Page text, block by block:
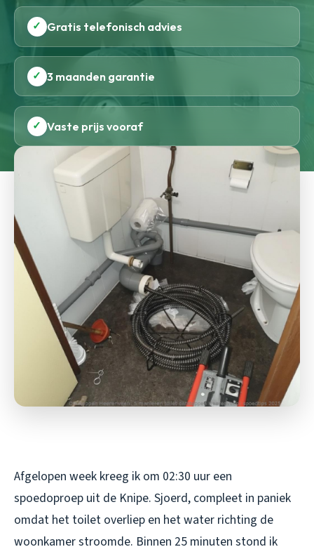
✓ Gratis telefonisch advies
✓ 3 maanden garantie
✓ Vaste prijs vooraf
Afgelopen week kreeg ik om 02:30 uur een
spoedoproep uit de Knipe. Sjoerd, compleet in paniek
omdat het toilet overliep en het water richting de
woonkamer stroomde. Binnen 25 minuten stond ik